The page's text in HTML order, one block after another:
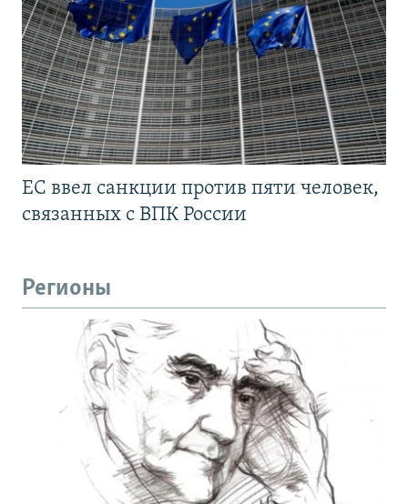
ЕС ввел санкции против пяти человек,
связанных с ВПК России
Регионы